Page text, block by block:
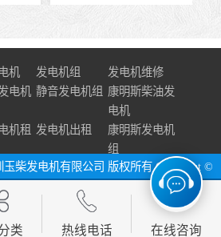
机 发电机组
发电机维修
电机 静音发电机组 康明斯柴油发
电机
机租 发电机出租
康明斯发电机
组
玉柴发电机有限公司 版权所有 Copyright ©
网址：http://www.szycfdj.com网站地图
类 热线电话 在线咨询